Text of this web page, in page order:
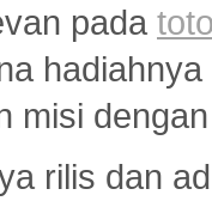
pada
misi
rilis dan